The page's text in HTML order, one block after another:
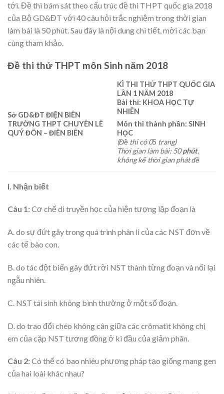
tới. Đề thi bám sát theo cấu trúc đề thi THPT quốc gia 2018
của Bộ GD&ĐT với 40 câu hỏi trắc nghiệm trong thời gian
làm bài là 50 phút. Sau đây là nội dung chi tiết, mời các bạn
cùng tham khảo.
Đề thi thử THPT môn Sinh năm 2018
Sở GD&ĐT ĐIỆN BIÊN
TRƯỜNG THPT CHUYÊN LÊ
QUÝ ĐÔN – ĐIÊN BIÊN
KÌ THI THỬ THPT QUỐC GIA
LẦN 1 NĂM 2018
Bài thi: KHOA HỌC TỰ
NHIÊN
Môn thi thành phần: SINH
HỌC
(Đề thi có 05 trang)
Thời gian làm bài: 50phút,
không kể thời gian phátđề
I. Nhận biết
Câu 1:Cơ chế di truyền học của hiện tượng lặp đoạn là
A. do sự đứt gãy trong quá trình phân li của các NST đơn về
các tế bào con.
B. do tác đột biến gây đứt rời NST thành từng đoạn và nối lại
ngẫu nhiên.
C. NST tái sinh không bình thường ở một số đoạn.
D. do trao đổi chéo không cân giữa các crômatit không chị
em của cặp NST tương đồng ở kì đầu của giảm phân.
Câu 2:Có thể có bao nhiêu phương pháp tạo giống mang gen
của hai loài khác nhau?